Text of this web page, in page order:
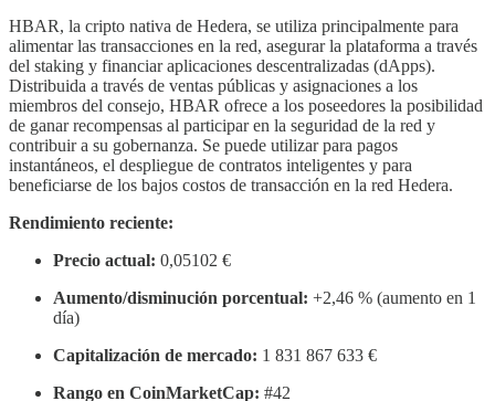
HBAR, la cripto nativa de Hedera, se utiliza principalmente para
alimentar las transacciones en la red, asegurar la plataforma a través
del staking y financiar aplicaciones descentralizadas (dApps).
Distribuida a través de ventas públicas y asignaciones a los
miembros del consejo, HBAR ofrece a los poseedores la posibilidad
de ganar recompensas al participar en la seguridad de la red y
contribuir a su gobernanza. Se puede utilizar para pagos
instantáneos, el despliegue de contratos inteligentes y para
beneficiarse de los bajos costos de transacción en la red Hedera.
Rendimiento reciente:
Precio actual: 0,05102 €
Aumento/disminución porcentual: +2,46 % (aumento en 1
día)
Capitalización de mercado: 1 831 867 633 €
Rango en CoinMarketCap: #42